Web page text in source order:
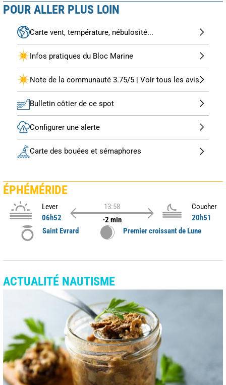
POUR ALLER PLUS LOIN
Carte vent, température, nébulosité...
Infos pratiques du Bloc Marine
Note de la communauté 3.75/5 | Voir tous les avis
Bulletin côtier de ce spot
Configurer une alerte
Carte des bouées et sémaphores
ÉPHÉMÉRIDE
Lever
06h52
13:58
-2 min
Coucher
20h51
Saint Evrard
Premier croissant de Lune
ACTUALITÉ NAUTISME